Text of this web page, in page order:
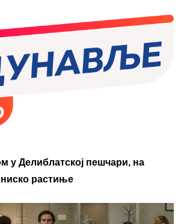
у Делиблатској пешчари, на
растиње